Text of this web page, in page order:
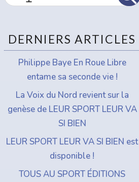
her
DERNIERS ARTICLES
Philippe Baye En Roue Libre
entame sa seconde vie !
La Voix du Nord revient sur la
genèse de LEUR SPORT LEUR VA
SI BIEN
LEUR SPORT LEUR VA SI BIEN est
disponible !
TOUS AU SPORT ÉDITIONS